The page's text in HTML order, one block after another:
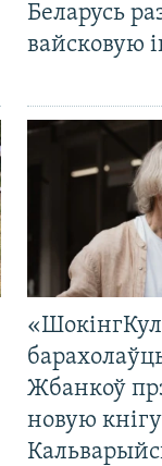
Беларусь
вайсковую
Жбанкоў
новую